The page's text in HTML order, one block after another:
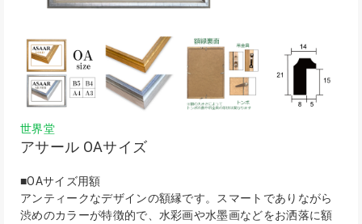
世界堂
アサール OAサイズ
■OAサイズ用額
アンティークなデザインの額縁です。スマートでありながら
渋めのカラーが特徴的で、水彩画や水墨画などをお洒落に額